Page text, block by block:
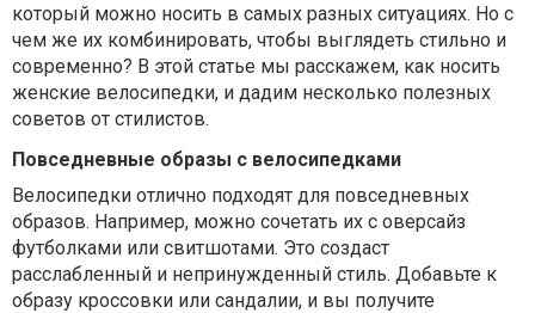
который можно носить в самых разных ситуациях. Но с
чем же их комбинировать, чтобы выглядеть стильно и
современно? В этой статье мы расскажем, как носить
женские велосипедки, и дадим несколько полезных
советов от стилистов.
Повседневные образы с велосипедками
Велосипедки отлично подходят для повседневных
образов. Например, можно сочетать их с оверсайз
футболками или свитшотами. Это создаст
расслабленный и непринужденный стиль. Добавьте к
образу кроссовки или сандалии, и вы получите